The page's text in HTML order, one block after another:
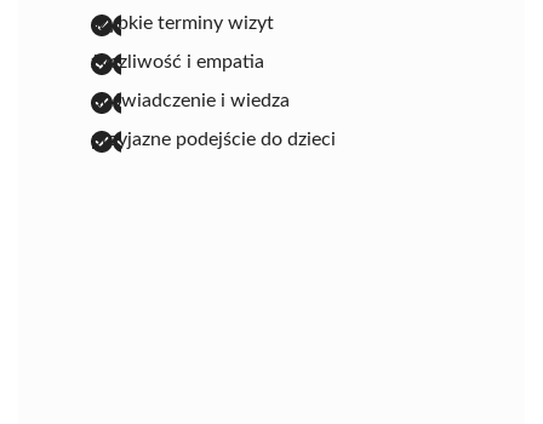
szybkie terminy wizyt
życzliwość i empatia
doświadczenie i wiedza
przyjazne podejście do dzieci